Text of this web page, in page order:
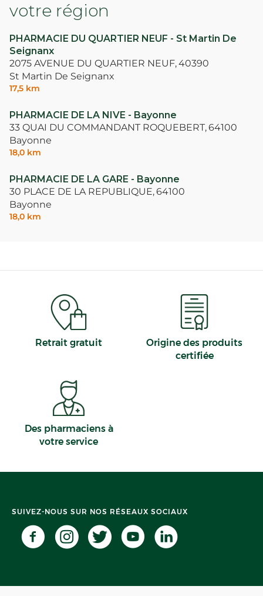
votre région
PHARMACIE DU QUARTIER NEUF - St Martin De
Seignanx
2075 AVENUE DU QUARTIER NEUF,40390
St Martin De Seignanx
17,5 km
PHARMACIE DE LA NIVE - Bayonne
33 QUAI DU COMMANDANT ROQUEBERT,64100
Bayonne
18,0 km
PHARMACIE DE LA GARE - Bayonne
30 PLACE DE LA REPUBLIQUE,64100
Bayonne
18,0 km
Retrait gratuit
Origine des produits
certifiée
Des pharmaciens à
votre service
SUIVEZ-NOUS SUR NOS RÉSEAUX SOCIAUX